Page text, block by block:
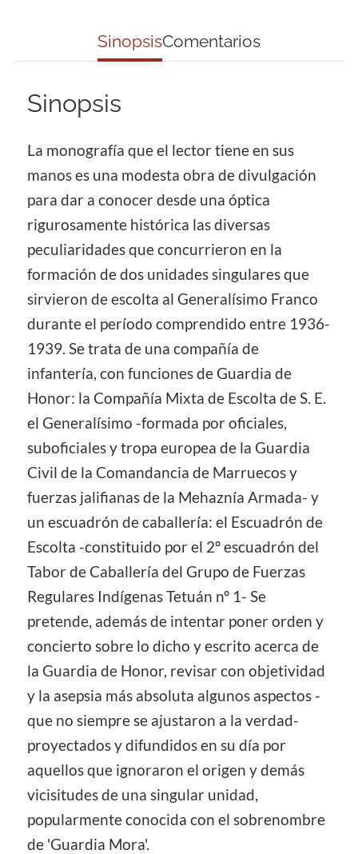
SinopsisComentarios
Sinopsis
La monografía que el lector tiene en sus
manos es una modesta obra de divulgación
para dar a conocer desde una óptica
rigurosamente histórica las diversas
peculiaridades que concurrieron en la
formación de dos unidades singulares que
sirvieron de escolta al Generalísimo Franco
durante el período comprendido entre 1936-
1939. Se trata de una compañía de
infantería, con funciones de Guardia de
Honor: la Compañía Mixta de Escolta de S. E.
el Generalísimo -formada por oficiales,
suboficiales y tropa europea de la Guardia
Civil de la Comandancia de Marruecos y
fuerzas jalifianas de la Mehaznía Armada- y
un escuadrón de caballería: el Escuadrón de
Escolta -constituido por el 2º escuadrón del
Tabor de Caballería del Grupo de Fuerzas
Regulares Indígenas Tetuán nº 1- Se
pretende, además de intentar poner orden y
concierto sobre lo dicho y escrito acerca de
la Guardia de Honor, revisar con objetividad
y la asepsia más absoluta algunos aspectos -
que no siempre se ajustaron a la verdad-
proyectados y difundidos en su día por
aquellos que ignoraron el origen y demás
vicisitudes de una singular unidad,
popularmente conocida con el sobrenombre
de 'Guardia Mora'.